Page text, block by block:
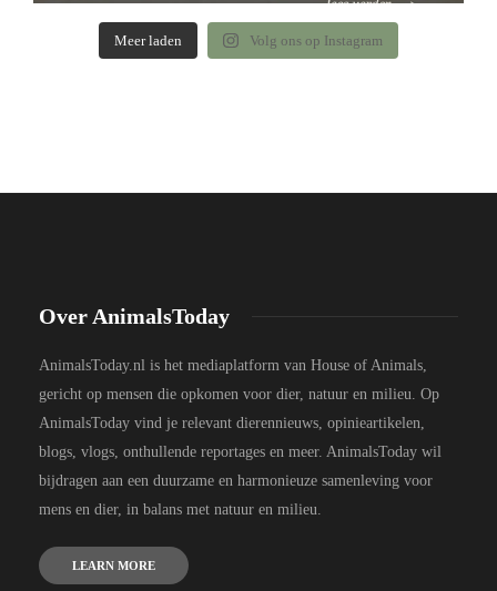
Meer laden Volg ons op Instagram
Over AnimalsToday
AnimalsToday.nl is het mediaplatform van House of Animals,
gericht op mensen die opkomen voor dier, natuur en milieu. Op
AnimalsToday vind je relevant dierennieuws, opinieartikelen,
blogs, vlogs, onthullende reportages en meer. AnimalsToday wil
bijdragen aan een duurzame en harmonieuze samenleving voor
mens en dier, in balans met natuur en milieu.
LEARN MORE